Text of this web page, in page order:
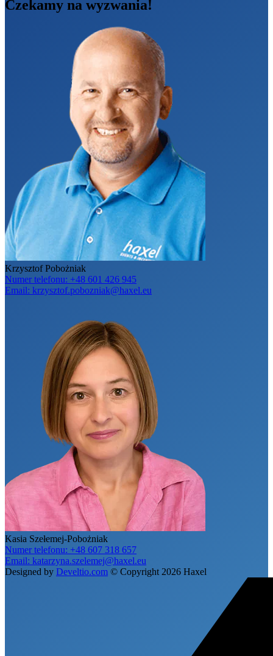
Czekamy na wyzwania!
Krzysztof Pobożniak
Numer telefonu: +48 601 426 945
Email: krzysztof.pobozniak@haxel.eu
Kasia Szełemej-Pobożniak
Numer telefonu: +48 607 318 657
Email: katarzyna.szelemej@haxel.eu
Designed by Develtio.com © Copyright 2026 Haxel